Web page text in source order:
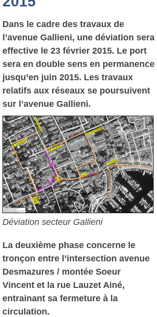
Dans le cadre des travaux de
l’avenue Gallieni, une déviation sera
effective le 23 février 2015. Le port
sera en double sens en permanence
jusqu’en juin 2015. Les travaux
relatifs aux réseaux se poursuivent
sur l’avenue Gallieni.
Déviation secteur Gallieni
La deuxième phase concerne le
tronçon entre l’intersection avenue
Desmazures / montée Soeur
Vincent et la rue Lauzet Ainé,
entrainant sa fermeture à la
circulation.